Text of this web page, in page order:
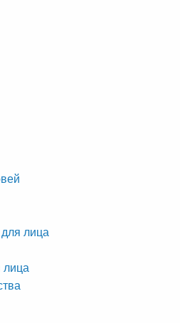
лица
лица